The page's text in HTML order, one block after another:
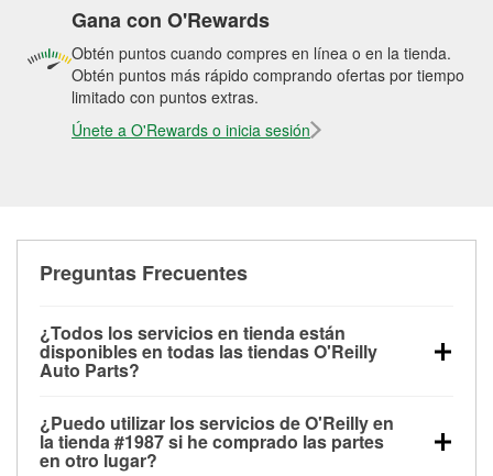
Gana con O'Rewards
Obtén puntos cuando compres en línea o en la tienda.
Obtén puntos más rápido comprando ofertas por tiempo
limitado con puntos extras.
Únete a O'Rewards o inicia sesión
Preguntas Frecuentes
¿Todos los servicios en tienda están
disponibles en todas las tiendas O'Reilly
Auto Parts?
las pruebas de batería, pruebas de alternador y
motor de arranque, revisión de la luz “Check Engine”
¿Puedo utilizar los servicios de O'Reilly en
la tienda #1987 si he comprado las partes
en otro lugar?